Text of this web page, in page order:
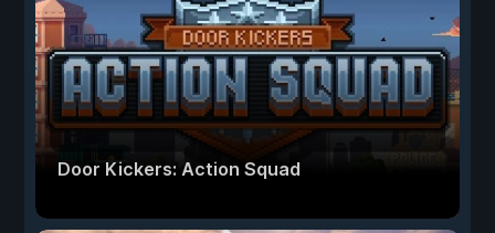
Door Kickers: Action Squad